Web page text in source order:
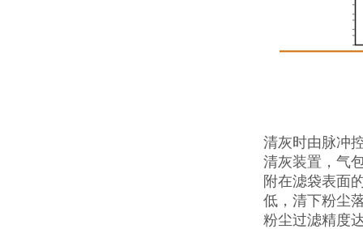
清灰时由脉冲
清灰装置，气
附在滤袋表面
低，清下粉尘
粉尘过滤精度